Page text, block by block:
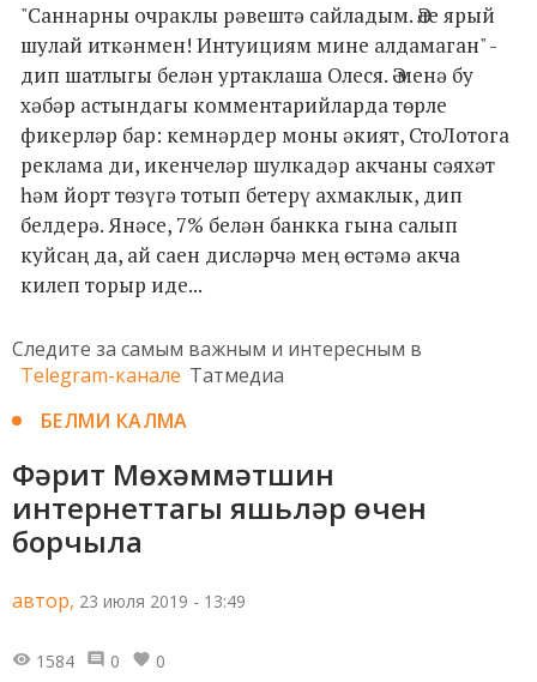
"Саннарны очраклы рәвештә сайладым. Әле ярый
шулай иткәнмен! Интуициям мине алдамаган" -
дип шатлыгы белән уртаклаша Олеся. Ә менә бу
хәбәр астындагы комментарийларда төрле
фикерләр бар: кемнәрдер моны әкият, СтоЛотога
реклама ди, икенчеләр шулкадәр акчаны сәяхәт
һәм йорт төзүгә тотып бетерү ахмаклык, дип
белдерә. Янәсе, 7% белән банкка гына салып
куйсаң да, ай саен дисләрчә мең өстәмә акча
килеп торыр иде...
Следите за самым важным и интересным в
Telegram-канале Татмедиа
БЕЛМИ КАЛМА
Фәрит Мөхәммәтшин
интернеттагы яшьләр өчен
борчыла
автор, 23 июля 2019 - 13:49
1584 0 0